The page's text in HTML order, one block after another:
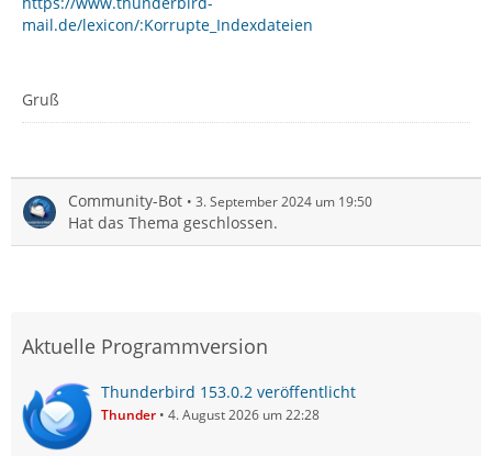
mail.de/lexicon/:Korrupte_Indexdateien
Gruß
Community-Bot 3. September 2024 um 19:50
Hat das Thema geschlossen.
Aktuelle Programmversion
Thunderbird 153.0.2 veröffentlicht
Thunder 4. August 2026 um 22:28